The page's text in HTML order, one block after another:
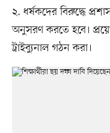
২. ধর্ষকদের বিরুদ্ধে
অনুসরণ করতে হবে।
ট্রাইব্যুনাল গঠন করা।